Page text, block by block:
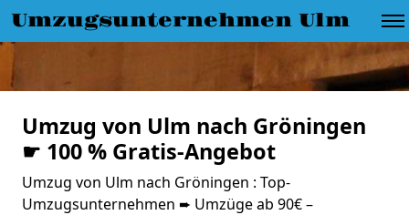
Umzugsunternehmen Ulm
Umzug von Ulm nach Gröningen
☛ 100 % Gratis-Angebot
Umzug von Ulm nach Gröningen : Top-
Umzugsunternehmen ➨ Umzüge ab 90€ –